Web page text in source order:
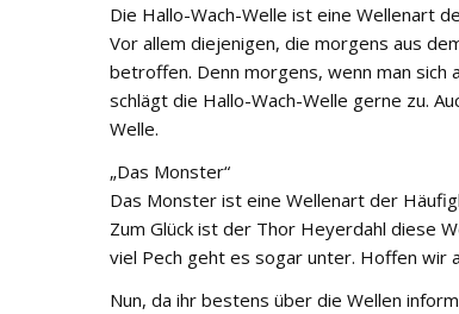
Die Hallo-Wach-Welle ist eine Wellenart
Vor allem diejenigen, die morgens aus
betroffen. Denn morgens, wenn man sich
schlägt die Hallo-Wach-Welle gerne zu.
Welle.
„Das Monster“
Das Monster ist eine Wellenart der
Zum Glück ist der Thor Heyerdahl diese
viel Pech geht es sogar unter. Hoffen wir
Nun, da ihr bestens über die Wellen